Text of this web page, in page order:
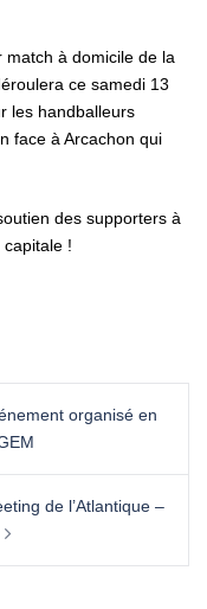
match à domicile de la
ce samedi 13
les handballeurs
face à Arcachon qui
des supporters à
!
organisé en
de l’Atlantique –